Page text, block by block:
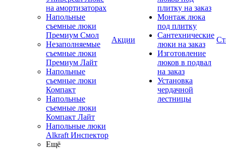
на амортизаторах
Напольные
съемные люки
Премиум Смол
Незаполняемые
съемные люки
Премиум Лайт
Напольные
съемные люки
Компакт
Напольные
съемные люки
Компакт Лайт
Напольные люки
Alkraft Инспектор
Ещё
Акции
плитку на заказ
Монтаж люка
под плитку
Сантехнические
люки на заказ
Изготовление
люков в подвал
на заказ
Установка
чердачной
лестницы